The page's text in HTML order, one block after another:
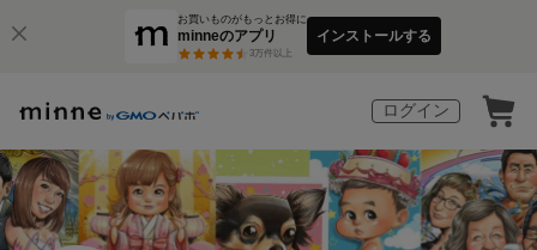
お買いものがもっとお得に
minneのアプリ
3万件以上
インストールする
ログイン